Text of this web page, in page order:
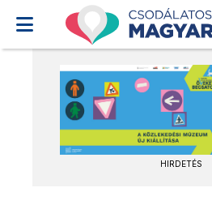
HIRDETÉS